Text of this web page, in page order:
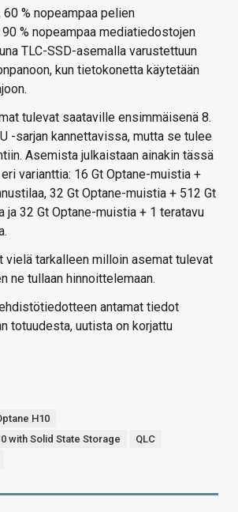
% nopeampaa pelien
% nopeampaa mediatiedostojen
TLC-SSD-asemalla varustettuun
kun tietokonetta käytetään
tulevat saataville ensimmäisenä 8.
-sarjan kannettavissa, mutta se tulee
Asemista julkaistaan ainakin tässä
varianttia: 16 Gt Optane-muistia +
32 Gt Optane-muistia + 512 Gt
ja 32 Gt Optane-muistia + 1 teratavu
vielä tarkalleen milloin asemat tulevat
ne tullaan hinnoittelemaan.
antamat tiedot
totuudesta, uutista on korjattu
H10
with Solid State Storage
QLC